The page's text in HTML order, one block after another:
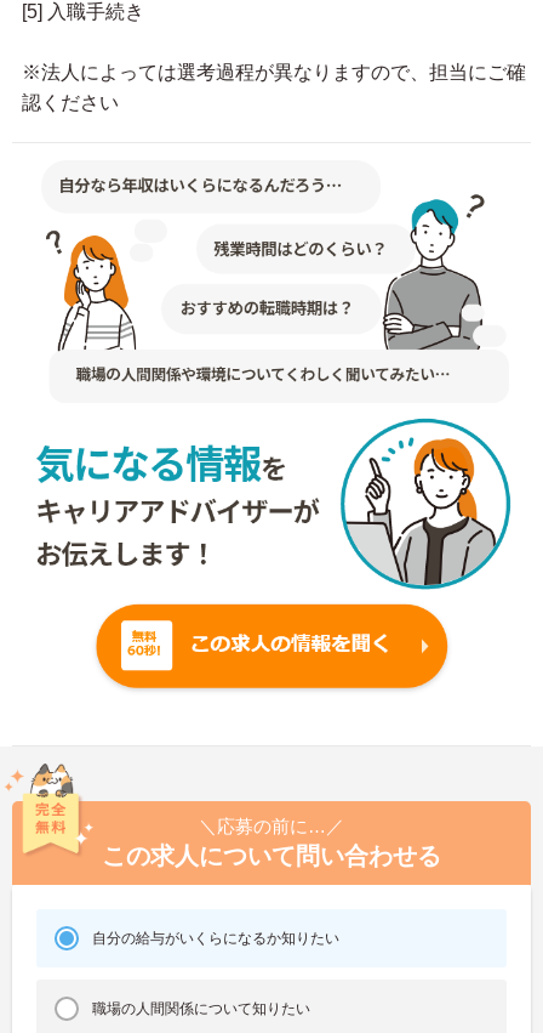
[5] 入職手続き
※法人によっては選考過程が異なりますので、担当にご確
認ください
＼応募の前に…／
この求人について問い合わせる
自分の給与がいくらになるか知りたい
職場の人間関係について知りたい